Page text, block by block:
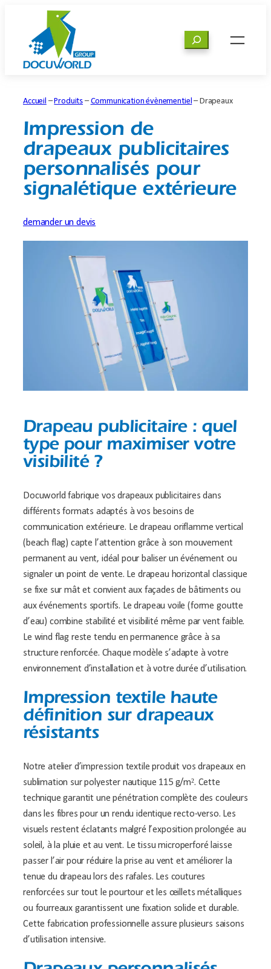
contenu
Rechercher
Accueil – Produits –Communication évènementiel – Drapeaux
Impression de
drapeaux publicitaires
personnalisés pour
signalétique extérieure
demander un devis
Drapeau publicitaire : quel
type pour maximiser votre
visibilité ?
Docuworld fabrique vos drapeaux publicitaires dans
différents formats adaptés à vos besoins de
communication extérieure. Le drapeau oriflamme vertical
(beach flag) capte l’attention grâce à son mouvement
permanent au vent, idéal pour baliser un événement ou
signaler un point de vente. Le drapeau horizontal classique
se fixe sur mât et convient aux façades de bâtiments ou
aux événements sportifs. Le drapeau voile (forme goutte
d’eau) combine stabilité et visibilité même par vent faible.
Le wind flag reste tendu en permanence grâce à sa
structure renforcée. Chaque modèle s’adapte à votre
environnement d’installation et à votre durée d’utilisation.
Impression textile haute
définition sur drapeaux
résistants
Notre atelier d’impression textile produit vos drapeaux en
sublimation sur polyester nautique 115 g/m². Cette
technique garantit une pénétration complète des couleurs
dans les fibres pour un rendu identique recto-verso. Les
visuels restent éclatants malgré l’exposition prolongée au
soleil, à la pluie et au vent. Le tissu microperforé laisse
passer l’air pour réduire la prise au vent et améliorer la
tenue du drapeau lors des rafales. Les coutures
renforcées sur tout le pourtour et les œillets métalliques
ou fourreaux garantissent une fixation solide et durable.
Cette fabrication professionnelle assure plusieurs saisons
d’utilisation intensive.